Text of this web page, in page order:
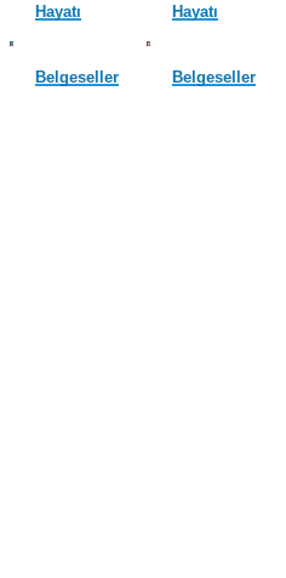
Hayatı
Belgeseller
Hayatı
Belgeseller